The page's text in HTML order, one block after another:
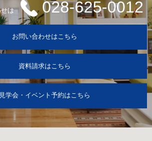
せは 028-625-0012
お問い合わせはこちら
資料請求はこちら
見学会・イベント予約はこちら